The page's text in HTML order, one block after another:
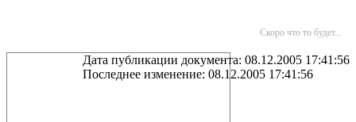
Скоро что то будет...
Дата публикации документа: 08.12.2005 17:41:56
Последнее изменение: 08.12.2005 17:41:56